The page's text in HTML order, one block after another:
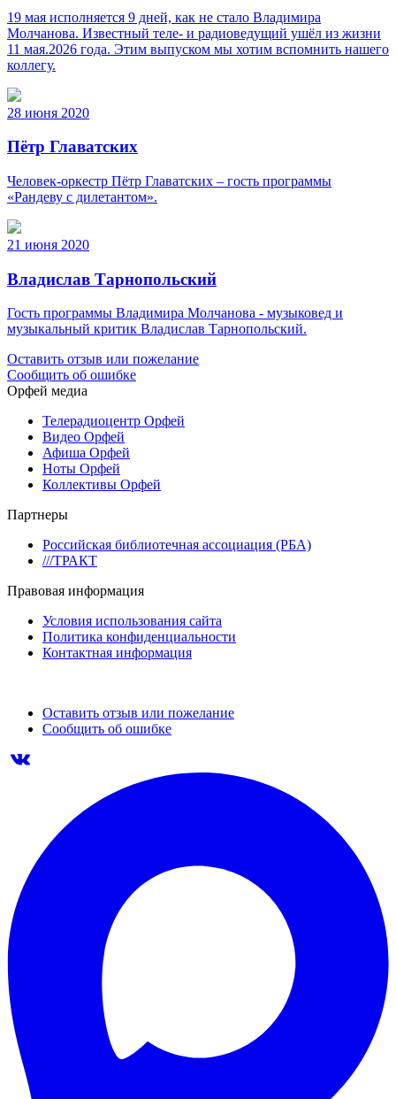
19 мая исполняется 9 дней, как не стало Владимира
Молчанова. Известный теле‑ и радиоведущий ушёл из жизни
11 мая.2026 года. Этим выпуском мы хотим вспомнить нашего
коллегу.
28 июня 2020
Пётр Главатских
Человек-оркестр Пётр Главатских – гость программы
«Рандеву с дилетантом».
21 июня 2020
Владислав Тарнопольский
Гость программы Владимира Молчанова - музыковед и
музыкальный критик Владислав Тарнопольский.
Оставить отзыв или пожелание
Сообщить об ошибке
Орфей медиа
Телерадиоцентр Орфей
Видео Орфей
Афиша Орфей
Ноты Орфей
Коллективы Орфей
Партнеры
Российская библиотечная ассоциация (РБА)
///ТРАКТ
Правовая информация
Условия использования сайта
Политика конфиденциальности
Контактная информация
Оставить отзыв или пожелание
Сообщить об ошибке